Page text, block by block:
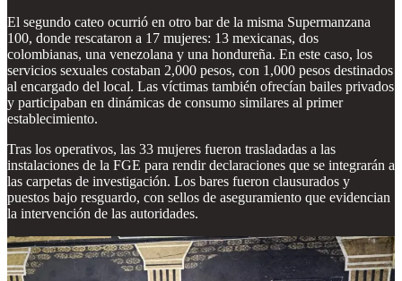
El segundo cateo ocurrió en otro bar de la misma Supermanzana
100, donde rescataron a 17 mujeres: 13 mexicanas, dos
colombianas, una venezolana y una hondureña. En este caso, los
servicios sexuales costaban 2,000 pesos, con 1,000 pesos destinados
al encargado del local. Las víctimas también ofrecían bailes privados
y participaban en dinámicas de consumo similares al primer
establecimiento.
Tras los operativos, las 33 mujeres fueron trasladadas a las
instalaciones de la FGE para rendir declaraciones que se integrarán a
las carpetas de investigación. Los bares fueron clausurados y
puestos bajo resguardo, con sellos de aseguramiento que evidencian
la intervención de las autoridades.